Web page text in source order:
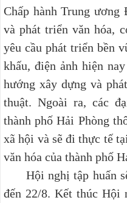
Chấp hành Trung
và phát triển văn hóa,
yêu cầu phát triển bền
khấu, điện ảnh hiện
hướng xây dựng và
thuật. Ngoài ra, các
thành phố Hải Phòng
xã hội và sẽ đi thực tế
văn hóa của thành phố
Hội nghị tập huấn
đến 22/8. Kết thúc Hội